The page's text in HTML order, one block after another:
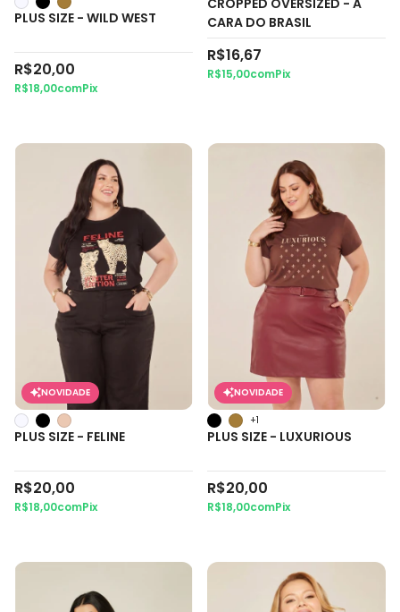
PLUS SIZE - WILD WEST
R$20,00
R$18,00comPix
CROPPED OVERSIZED - A
CARA DO BRASIL
R$16,67
R$15,00comPix
PLUS SIZE - FELINE
NOVIDADE
R$20,00
R$18,00comPix
PLUS SIZE - LUXURIOUS
NOVIDADE
R$20,00
R$18,00comPix
+1